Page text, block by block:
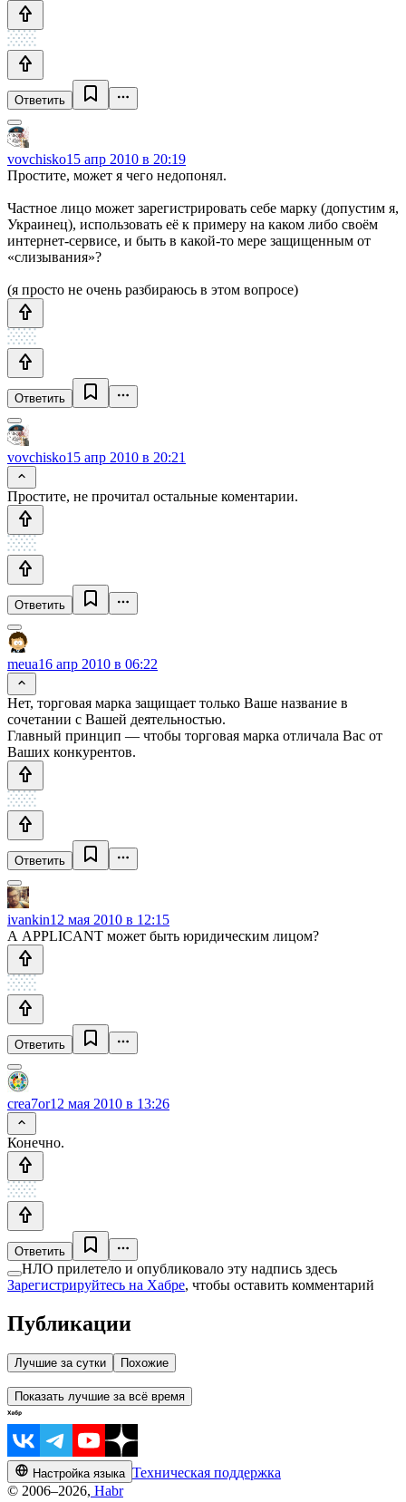
Ответить
vovchisko15 апр 2010 в 20:19
Простите, может я чего недопонял.
Частное лицо может зарегистрировать себе марку (допустим я,
Украинец), использовать её к примеру на каком либо своём
интернет-сервисе, и быть в какой-то мере защищенным от
«слизывания»?
(я просто не очень разбираюсь в этом вопросе)
Ответить
vovchisko15 апр 2010 в 20:21
Простите, не прочитал остальные коментарии.
Ответить
meua16 апр 2010 в 06:22
Нет, торговая марка защищает только Ваше название в
сочетании с Вашей деятельностью.
Главный принцип — чтобы торговая марка отличала Вас от
Ваших конкурентов.
Ответить
ivankin12 мая 2010 в 12:15
А APPLICANT может быть юридическим лицом?
Ответить
crea7or12 мая 2010 в 13:26
Конечно.
Ответить
НЛО прилетело и опубликовало эту надпись здесь
Зарегистрируйтесь на Хабре, чтобы оставить комментарий
Публикации
Лучшие за сутки Похожие
Показать лучшие за всё время
Настройка языка Техническая поддержка
© 2006–2026, Habr